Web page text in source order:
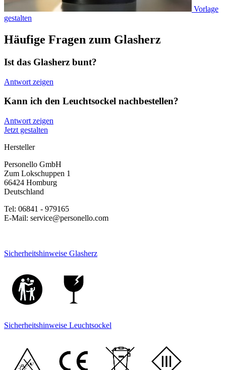
Vorlage
gestalten
Häufige Fragen zum Glasherz
Ist das Glasherz bunt?
Antwort zeigen
Kann ich den Leuchtsockel nachbestellen?
Antwort zeigen
Jetzt gestalten
Hersteller
Personello GmbH
Zum Lokschuppen 1
66424 Homburg
Deutschland
Tel: 06841 - 979165
E-Mail: service@personello.com
Sicherheitshinweise Glasherz
Sicherheitshinweise Leuchtsockel